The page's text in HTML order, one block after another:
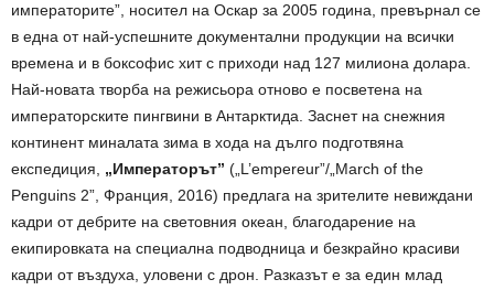
императорите”, носител на Оскар за 2005 година, превърнал се
в една от най-успешните документални продукции на всички
времена и в боксофис хит с приходи над 127 милиона долара.
Най-новата творба на режисьора отново е посветена на
императорските пингвини в Антарктида. Заснет на снежния
континент миналата зима в хода на дълго подготвяна
експедиция, „Императорът” („L’empereur”/„March of the
Penguins 2”, Франция, 2016) предлага на зрителите невиждани
кадри от дебрите на световния океан, благодарение на
екипировката на специална подводница и безкрайно красиви
кадри от въздуха, уловени с дрон. Разказът е за един млад